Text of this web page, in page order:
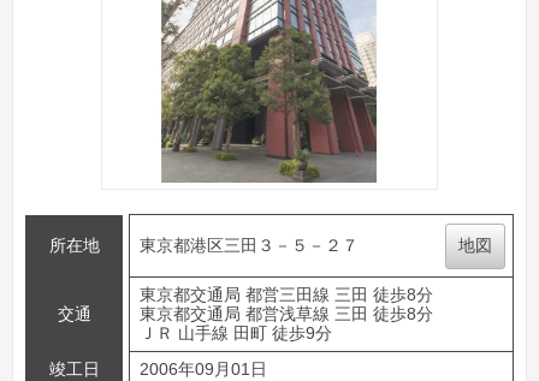
所在地 東京都港区三田３－５－２７ 地図
交通
東京都交通局 都営三田線 三田 徒歩8分
東京都交通局 都営浅草線 三田 徒歩8分
ＪＲ 山手線 田町 徒歩9分
竣工日
2006年09月01日